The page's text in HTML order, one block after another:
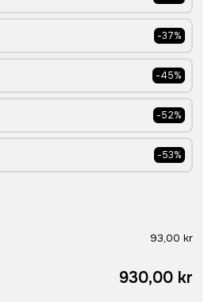
-37%
-45%
-52%
-53%
93,00 kr
930,00 kr